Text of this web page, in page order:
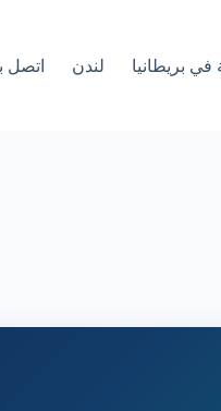
في بريطانيا لندن اتصل